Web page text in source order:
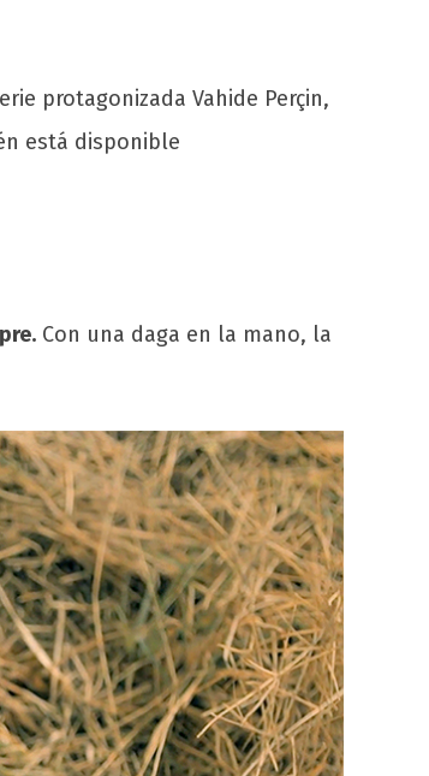
protagonizada Vahide Perçin,
está disponible
Con una daga en la mano, la